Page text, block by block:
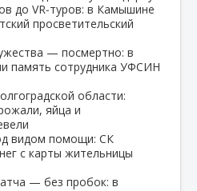
до VR‑туров: в Камышине
просветительский
— посмертно: в
память сотрудника УФСИН
области:
яйца и
видом помощи: СК
с карты жительницы
— без пробок: в